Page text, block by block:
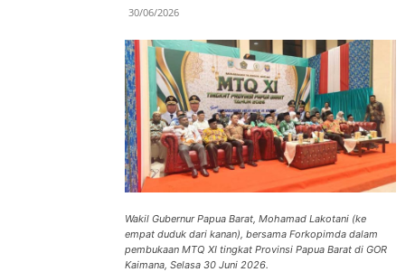
30/06/2026
Wakil Gubernur Papua Barat, Mohamad Lakotani (ke
empat duduk dari kanan), bersama Forkopimda dalam
pembukaan MTQ XI tingkat Provinsi Papua Barat di GOR
Kaimana, Selasa 30 Juni 2026.